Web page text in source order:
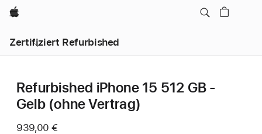
Apple
Zertifiziert Refurbished
Refurbished iPhone 15 512 GB -
Gelb (ohne Vertrag)
Jetzt
939,00 €